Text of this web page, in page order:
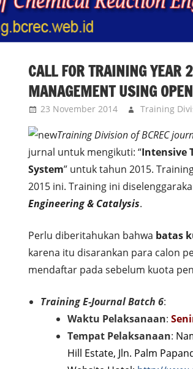
CALL FOR TRAINING YEAR
MANAGEMENT USING
23 November 2014 Training
Training Division of BCREC
jurnal untuk mengikuti: “Intensive
System” untuk tahun 2015.
2015 ini. Training ini
Engineering & Catalysis.
Perlu diberitahukan bahwa batas
karena itu disarankan para calon
mendaftar pada sebelum kuota
Training E-Journal Batch 6:
Waktu Pelaksanaan:
Tempat Pelaksanaan:
Hill Estate, Jln. Palm